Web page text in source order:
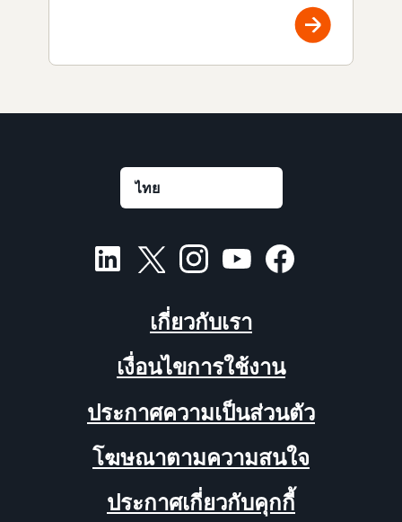
เกี่ยวกับเรา
เงื่อนไขการใช้งาน
ประกาศความเป็นส่วนตัว
โฆษณาตามความสนใจ
ประกาศเกี่ยวกับคุกกี้